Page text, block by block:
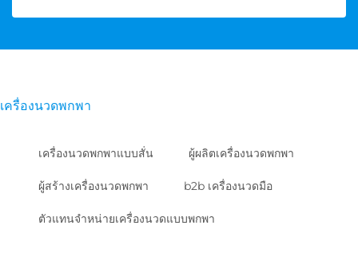
เครื่องนวดพกพา
เครื่องนวดพกพาแบบสั่น ผู้ผลิตเครื่องนวดพกพา
ผู้สร้างเครื่องนวดพกพา b2b เครื่องนวดมือ
ตัวแทนจำหน่ายเครื่องนวดแบบพกพา